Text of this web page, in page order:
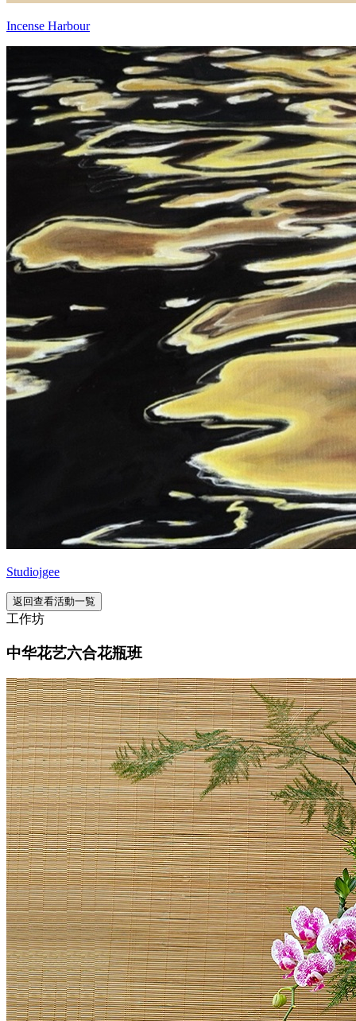
Incense Harbour
Studiojgee
返回查看活動一覧
工作坊
中华花艺六合花瓶班